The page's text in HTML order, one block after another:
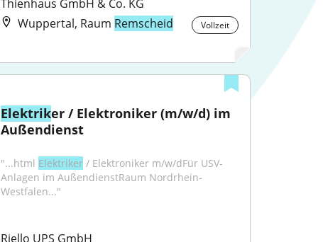
Thienhaus GmbH & Co. KG
Wuppertal, Raum Remscheid Vollzeit
Elektriker / Elektroniker (m/w/d) im
Außendienst
"...html Elektriker / Elektroniker m/w/dFür USV-
Anlagen im AußendienstRaum Nordrhein-
Westfalen..."
Riello UPS GmbH